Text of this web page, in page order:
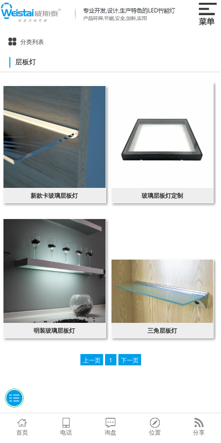
分类列表
层板灯
新款卡玻璃层板灯 玻璃层板灯定制
明装玻璃层板灯 三角层板灯
上一页 1 下一页
首页 电话 询盘 位置 分享